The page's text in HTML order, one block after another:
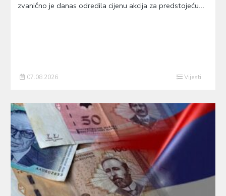
zvanično je danas odredila cijenu akcija za predstojeću…
07.08.2026 Vijesti